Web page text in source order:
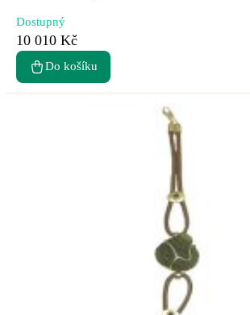
Dostupný
10 010 Kč
Do košíku